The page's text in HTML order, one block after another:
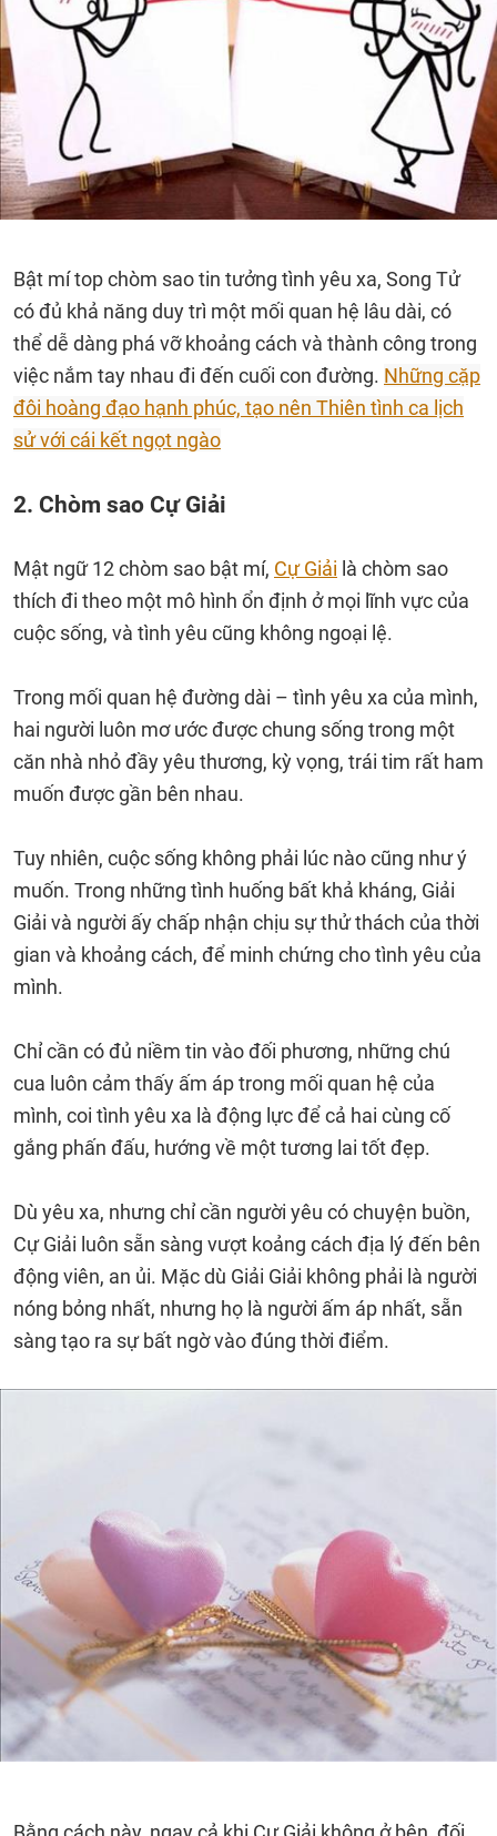
Bật mí top chòm sao tin tưởng tình yêu xa, Song Tử
có đủ khả năng duy trì một mối quan hệ lâu dài, có
thể dễ dàng phá vỡ khoảng cách và thành công trong
việc nắm tay nhau đi đến cuối con đường. Những cặp
đôi hoàng đạo hạnh phúc, tạo nên Thiên tình ca lịch
sử với cái kết ngọt ngào
2. Chòm sao Cự Giải
Mật ngữ 12 chòm sao bật mí, Cự Giải là chòm sao
thích đi theo một mô hình ổn định ở mọi lĩnh vực của
cuộc sống, và tình yêu cũng không ngoại lệ.
Trong mối quan hệ đường dài – tình yêu xa của mình,
hai người luôn mơ ước được chung sống trong một
căn nhà nhỏ đầy yêu thương, kỳ vọng, trái tim rất ham
muốn được gần bên nhau.
Tuy nhiên, cuộc sống không phải lúc nào cũng như ý
muốn. Trong những tình huống bất khả kháng, Giải
Giải và người ấy chấp nhận chịu sự thử thách của thời
gian và khoảng cách, để minh chứng cho tình yêu của
mình.
Chỉ cần có đủ niềm tin vào đối phương, những chú
cua luôn cảm thấy ấm áp trong mối quan hệ của
mình, coi tình yêu xa là động lực để cả hai cùng cố
gắng phấn đấu, hướng về một tương lai tốt đẹp.
Dù yêu xa, nhưng chỉ cần người yêu có chuyện buồn,
Cự Giải luôn sẵn sàng vượt koảng cách địa lý đến bên
động viên, an ủi. Mặc dù Giải Giải không phải là người
nóng bỏng nhất, nhưng họ là người ấm áp nhất, sẵn
sàng tạo ra sự bất ngờ vào đúng thời điểm.